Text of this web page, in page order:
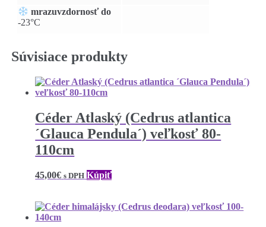
mrazuvzdornosť do
-23°C
Súvisiace produkty
Céder Atlaský (Cedrus atlantica
´Glauca Pendula´) veľkosť 80-
110cm
45,00€ s DPH Kúpiť